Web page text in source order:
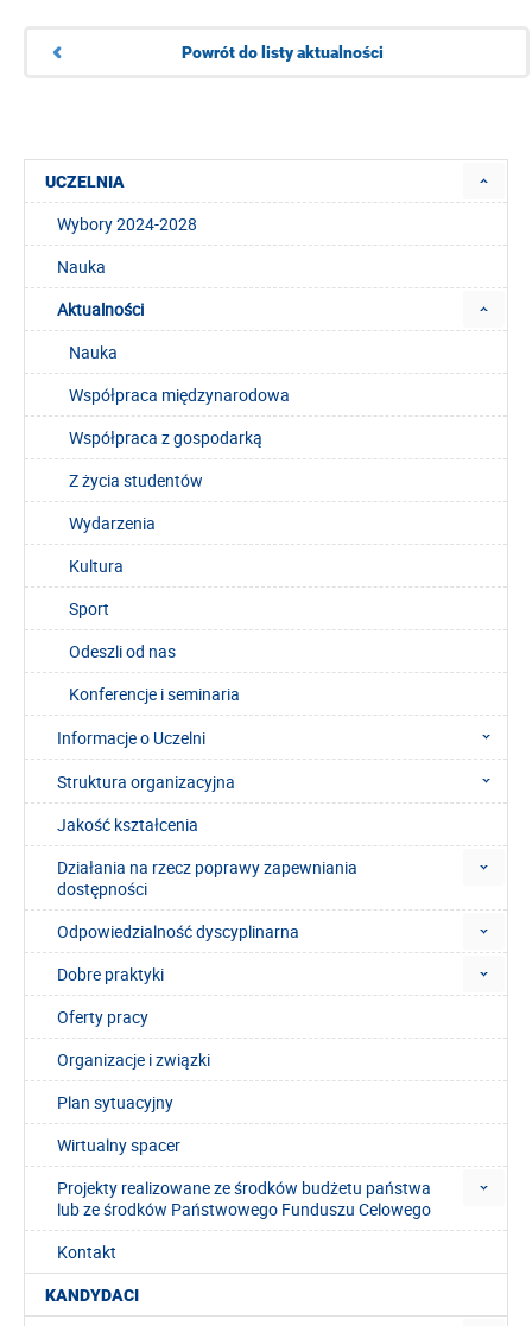
Powrót do listy aktualności
UCZELNIA
Wybory 2024-2028
Nauka
Aktualności
Nauka
Współpraca międzynarodowa
Współpraca z gospodarką
Z życia studentów
Wydarzenia
Kultura
Sport
Odeszli od nas
Konferencje i seminaria
Informacje o Uczelni
Struktura organizacyjna
Jakość kształcenia
Działania na rzecz poprawy zapewniania
dostępności
Odpowiedzialność dyscyplinarna
Dobre praktyki
Oferty pracy
Organizacje i związki
Plan sytuacyjny
Wirtualny spacer
Projekty realizowane ze środków budżetu państwa
lub ze środków Państwowego Funduszu Celowego
Kontakt
KANDYDACI